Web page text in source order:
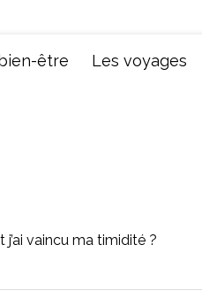
être Les voyages
j’ai vaincu ma timidité ?